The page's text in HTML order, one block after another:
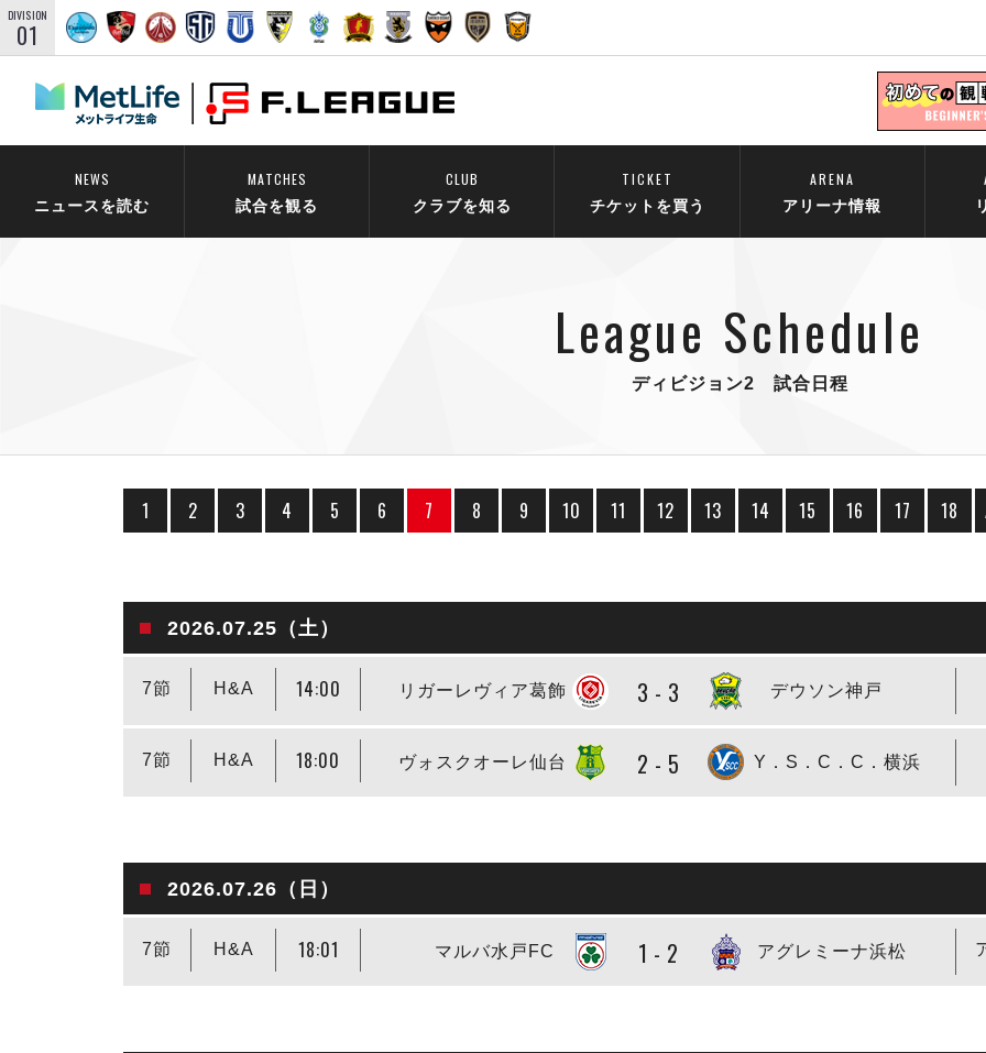
DIVISION
01
NEWS
ニュースを読む
MATCHES
試合を観る
CLUB
クラブを知る
TICKET
チケットを買う
ARENA
アリーナ情報
League Schedule
ディビジョン2 試合日程
1 2 3 4 5 6 7 8 9 10 11 12 13 14 15 16 17 18
2026.07.25（土）
7節 H&A 14:00 リガーレヴィア葛飾 3 - 3 デウソン神戸
7節 H&A 18:00 ヴォスクオーレ仙台 2 - 5 Y．S．C．C．横浜
2026.07.26（日）
7節 H&A 18:01 マルバ水戸FC 1 - 2 アグレミーナ浜松